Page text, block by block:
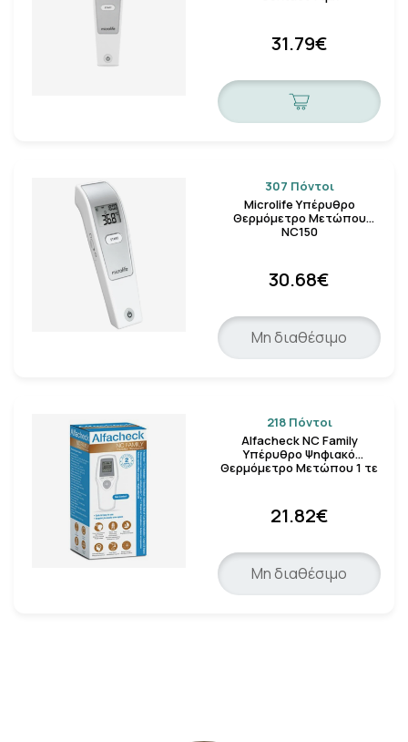
31.79€
307 Πόντοι
Microlife Υπέρυθρο
Θερμόμετρο Μετώπου
NC150
30.68€
Μη διαθέσιμο
218 Πόντοι
Alfacheck NC Family
Υπέρυθρο Ψηφιακό
Θερμόμετρο Μετώπου 1 τε
21.82€
Μη διαθέσιμο